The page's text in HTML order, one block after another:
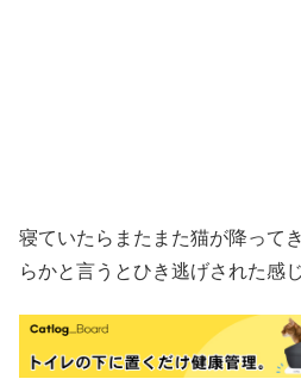
寝ていたらまたまた猫が降って
らかと言うとひき逃げされた感じ